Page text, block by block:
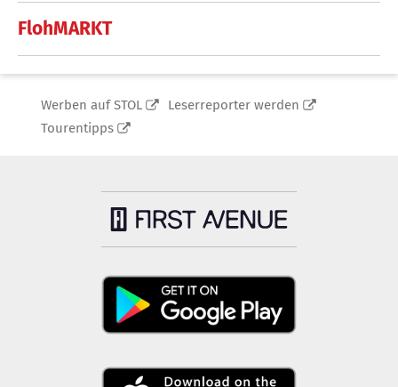
FlohMARKT
Werben auf STOL
Leserreporter werden
Tourentipps